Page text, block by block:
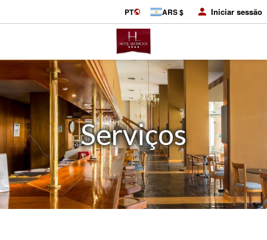
PT ARS $ Iniciar sessão
Serviços